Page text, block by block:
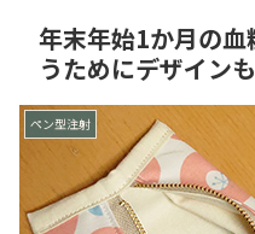
年末年始1か月の
うためにデザイン
ペン型注射